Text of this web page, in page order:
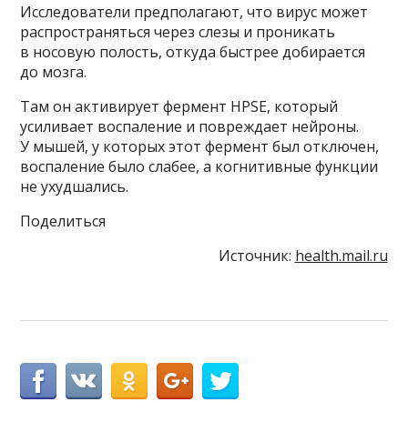
Исследователи предполагают, что вирус может
распространяться через слезы и проникать
в носовую полость, откуда быстрее добирается
до мозга.
Там он активирует фермент HPSE, который
усиливает воспаление и повреждает нейроны.
У мышей, у которых этот фермент был отключен,
воспаление было слабее, а когнитивные функции
не ухудшались.
Поделиться
Источник: health.mail.ru